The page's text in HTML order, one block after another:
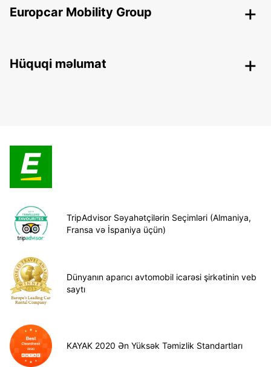
Europcar Mobility Group
Hüquqi məlumat
TripAdvisor Səyahətçilərin Seçimləri (Almaniya,
Fransa və İspaniya üçün)
Dünyanın aparıcı avtomobil icarəsi şirkətinin veb
saytı
KAYAK 2020 Ən Yüksək Təmizlik Standartları